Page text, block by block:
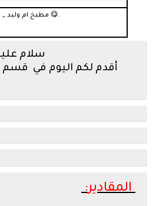
مطبخ ام وليد _ غراتان سلاك الحاصلين يوالم بزاف للصيف 🌞و زيد خفيف و بنين 😋.
أقدم لكم اليوم في قسم
:المقادير